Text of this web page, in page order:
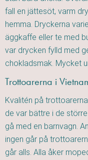
fall en jättesöt, varm
hemma. Dryckerna
äggkaffe eller te med
var drycken fylld med
chokladsmak. Mycket
Trottoarerna i
Kvalitén på
de var bättre i de
gå med en barnvagn.
ingen går på
går alls. Alla åker